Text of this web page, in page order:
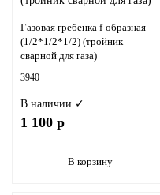
Газовая гребенка f-образная
(1/2*1/2*1/2) (тройник
сварной для газа)
3940
В наличии ✓
1 100 р
В корзину